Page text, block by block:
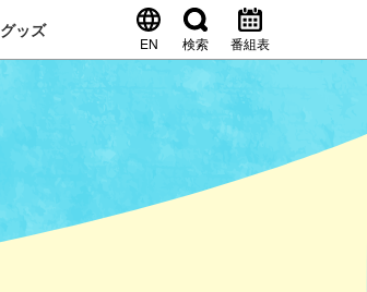
グッズ
EN 検索 番組表